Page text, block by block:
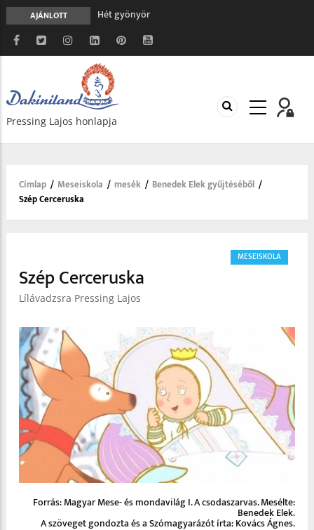
AJÁNLOTT
A gondolatok átalakításának nyolc versszaka
Meghalni teljesen biztonságos
Minden más, mint aminek látszik
Vég nélküli leborulás
Hét gyönyör
Pressing Lajos honlapja
Morzsa
Címlap / Meseiskola / mesék / Benedek Elek gyűjtéséből /
Szép Cerceruska
MESEISKOLA
Szép Cerceruska
Lílávadzsra Pressing Lajos
Forrás: Magyar Mese- és mondavilág I. A csodaszarvas. Mesélte:
Benedek Elek.
A szöveget gondozta és a Szómagyarázót írta: Kovács Ágnes.